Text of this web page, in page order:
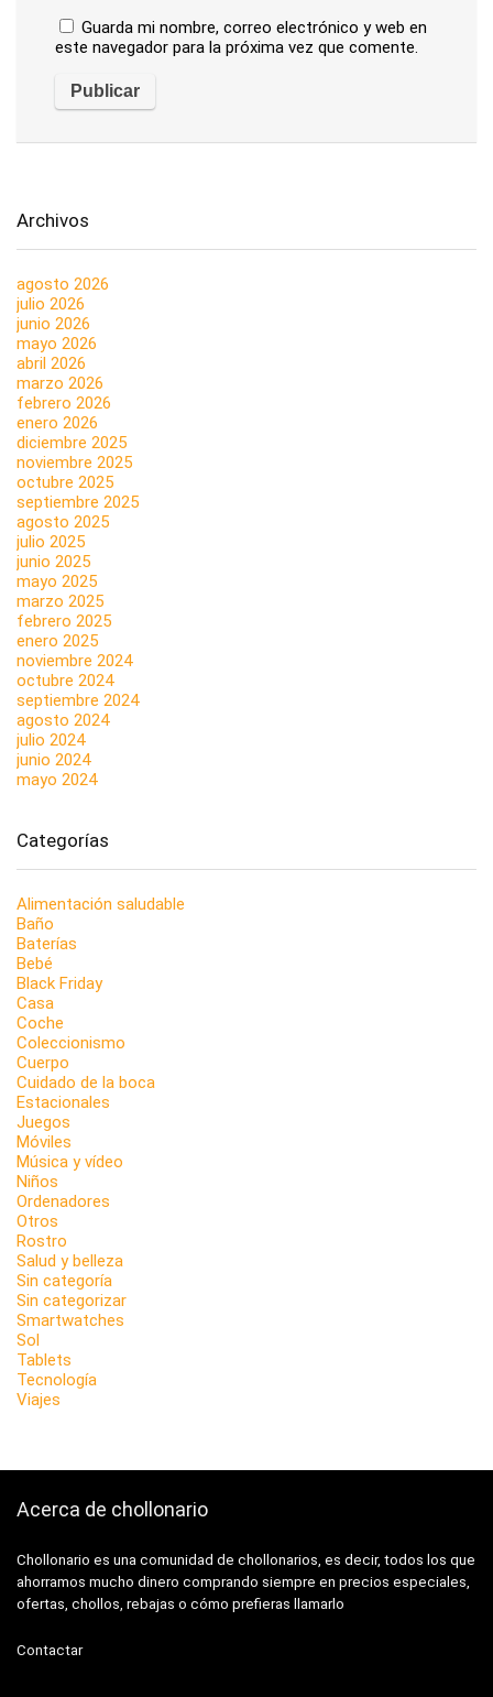
Guarda mi nombre, correo electrónico y web en
este navegador para la próxima vez que comente.
Archivos
agosto 2026
julio 2026
junio 2026
mayo 2026
abril 2026
marzo 2026
febrero 2026
enero 2026
diciembre 2025
noviembre 2025
octubre 2025
septiembre 2025
agosto 2025
julio 2025
junio 2025
mayo 2025
marzo 2025
febrero 2025
enero 2025
noviembre 2024
octubre 2024
septiembre 2024
agosto 2024
julio 2024
junio 2024
mayo 2024
Categorías
Alimentación saludable
Baño
Baterías
Bebé
Black Friday
Casa
Coche
Coleccionismo
Cuerpo
Cuidado de la boca
Estacionales
Juegos
Móviles
Música y vídeo
Niños
Ordenadores
Otros
Rostro
Salud y belleza
Sin categoría
Sin categorizar
Smartwatches
Sol
Tablets
Tecnología
Viajes
Acerca de chollonario
Chollonario es una comunidad de chollonarios, es decir, todos los que
ahorramos mucho dinero comprando siempre en precios especiales,
ofertas, chollos, rebajas o cómo prefieras llamarlo
Contactar